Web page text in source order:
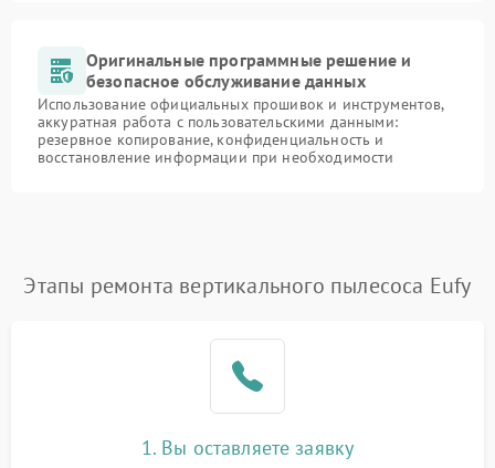
Оригинальные программные решение и
безопасное обслуживание данных
Использование официальных прошивок и инструментов,
аккуратная работа с пользовательскими данными:
резервное копирование, конфиденциальность и
восстановление информации при необходимости
Этапы ремонта вертикального пылесоса Eufy
1. Вы оставляете заявку